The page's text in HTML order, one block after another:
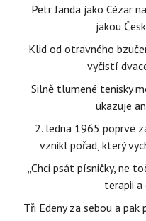
Petr Janda jako Cézar
jakou
Klid od otravného
vyčistí
Silně tlumené tenisky
ukazuje
2. ledna 1965 poprvé
vznikl pořad, který
„Chci psát písničky, ne
terapii
Tři Edeny za sebou a